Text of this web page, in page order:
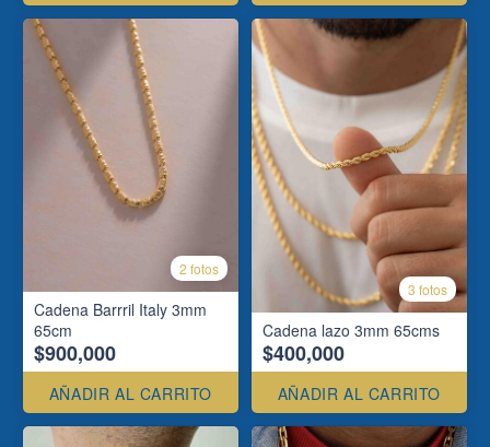
2 fotos
Cadena Barrril Italy 3mm
65cm
$900,000
AÑADIR AL CARRITO
3 fotos
Cadena lazo 3mm 65cms
$400,000
AÑADIR AL CARRITO